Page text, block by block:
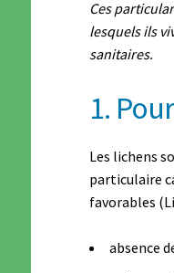
Ces
lesquels ils
sanitaires.
1.
Les lichens
particulaire
favorables
absence